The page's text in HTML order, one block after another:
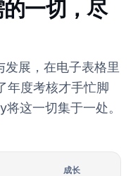
一切，尽
展，在电子表格里
年度考核才手忙脚
这一切集于一处。
成长